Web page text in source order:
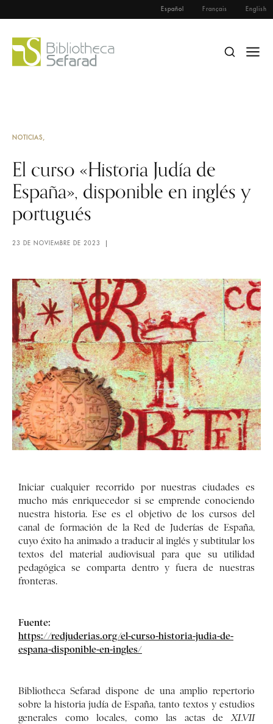
Español Français English
NOTICIAS
El curso «Historia Judía de
España», disponible en inglés y
portugués
23 DE NOVIEMBRE DE 2023
Iniciar cualquier recorrido por nuestras ciudades es
mucho más enriquecedor si se emprende conociendo
nuestra historia. Ese es el objetivo de los cursos del
canal de formación de la Red de Juderías de España,
cuyo éxito ha animado a traducir al inglés y subtitular los
textos del material audiovisual para que su utilidad
pedagógica se comparta dentro y fuera de nuestras
fronteras.
Fuente:
https://redjuderias.org/el-curso-historia-judia-de-
espana-disponible-en-ingles/
Bibliotheca Sefarad dispone de una amplio repertorio
sobre la historia judía de España, tanto textos y estudios
generales como locales, como las actas de XLVII